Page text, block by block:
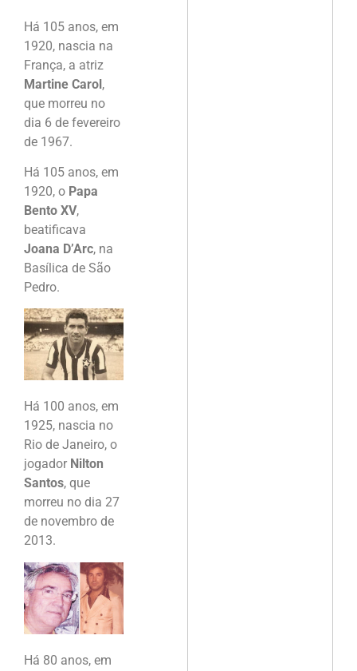
Há 105 anos, em
1920, nascia na
França, a atriz
Martine Carol,
que morreu no
dia 6 de fevereiro
de 1967.
Há 105 anos, em
1920, o Papa
Bento XV,
beatificava
Joana D’Arc, na
Basílica de São
Pedro.
Há 100 anos, em
1925, nascia no
Rio de Janeiro, o
jogador Nilton
Santos, que
morreu no dia 27
de novembro de
2013.
Há 80 anos, em